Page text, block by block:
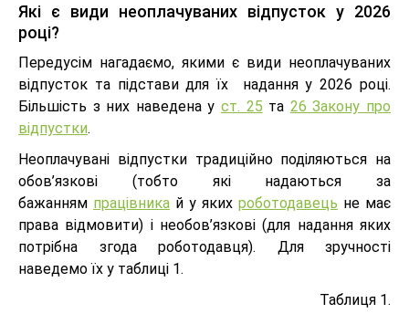
Які є види неоплачуваних відпусток у 2026
році?
Передусім нагадаємо, якими є види неоплачуваних
відпусток та підстави для їх надання у 2026 році.
Більшість з них наведена у ст. 25 та 26 Закону про
відпустки.
Неоплачувані відпустки традиційно поділяються на
обов’язкові (тобто які надаються за
бажанням працівника й у яких роботодавець не має
права відмовити) і необов’язкові (для надання яких
потрібна згода роботодавця). Для зручності
наведемо їх у таблиці 1.
Таблиця 1.